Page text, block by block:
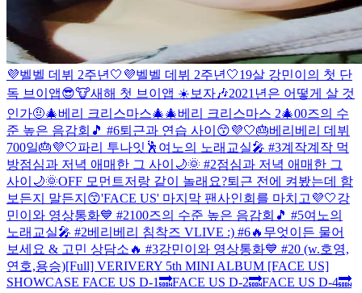
💜벨벨 데뷔 2주년🤍 💜벨벨 데뷔 2주년🤍19살 강민이의 첫 단
독 브이앱😎🐮새해 첫 브이앱 ☀️보자🎶2021년은 어떻게 살 것
인가🤨🎄베리 크리스마스🎄🎄베리 크리스마스 2🎄00즈의 수
준 높은 음감회🎵 #6퇴근과 연습 사이😙💜🤍🎂베리베리 데뷔
700일🎂💜🤍파리 투나잇🕺 여노의 노래교실🎤 #3계작계작 먹
방점심과 저녁 애매한 그 사이🌙🌞 #2점심과 저녁 애매한 그
사이🌙🌞OFF 모먼트저랑 같이 놀래요?퇴근 전에 켜봤는데 함
보든지 말든지😙'FACE US' 마지막 팬사인회를 마치고💜🤍강
민이와 영상통화💙 #2100즈의 수준 높은 음감회🎵 #5여노의
노래교실🎤 #2베리베리 침착즈 VLIVE :) #6🔥무엇이든 물어
보세요 & 고민 상담소🔥 #3강민이와 영상통화💙 #20 (w.호영,
연호,용승)[Full] VERIVERY 5th MINI ALBUM [FACE US]
SHOWCASE FACE US D-1🔜FACE US D-2🔜FACE US D-4🔜